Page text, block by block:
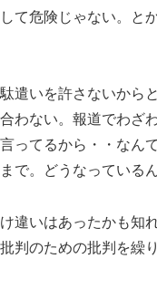
て危険じゃない。と
遣いを許さないから
わない。報道でわざ
ってるから・・なんて
で。どうなっている
違いはあったかも知れ
判のための批判を繰